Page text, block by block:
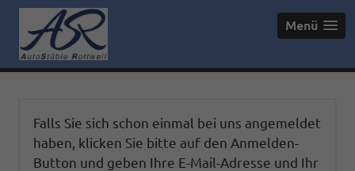
Menü
Falls Sie sich schon einmal bei uns angemeldet
haben, klicken Sie bitte auf den Anmelden-
Button und geben Ihre E-Mail-Adresse und Ihr